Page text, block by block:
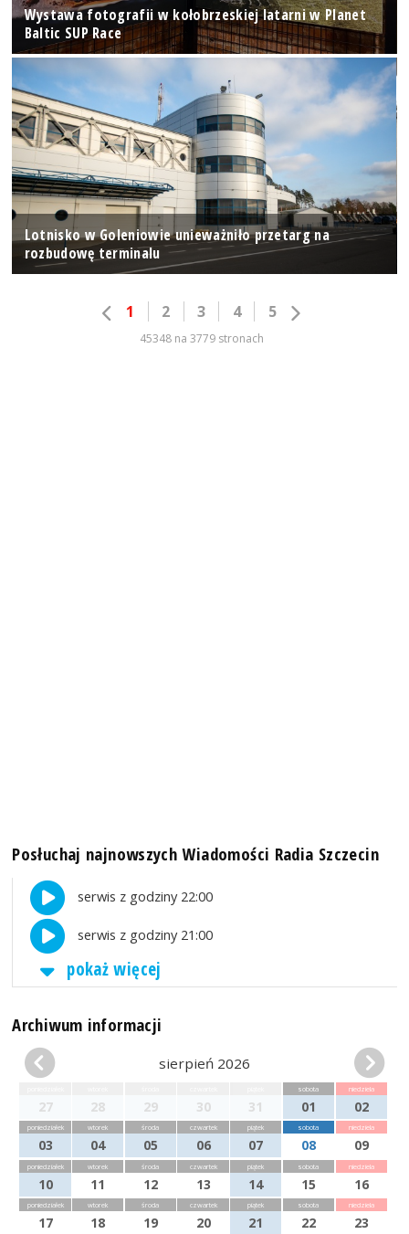
Wystawa fotografii w kołobrzeskiej latarni w Planet
Baltic SUP Race
Lotnisko w Goleniowie unieważniło przetarg na
rozbudowę terminalu
1 2 3 4 5
45348 na 3779 stronach
Posłuchaj najnowszych Wiadomości Radia Szczecin
serwis z godziny 22:00
serwis z godziny 21:00
pokaż więcej
Archiwum informacji
sierpień 2026
27 28 29 30 31
sobota
01
niedziela
02
poniedziałek
03
wtorek
04
środa
05
czwartek
06
piątek
07
sobota
08
niedziela
09
poniedziałek
10
wtorek
11
środa
12
czwartek
13
piątek
14
sobota
15
niedziela
16
poniedziałek
17
wtorek
18
środa
19
czwartek
20
piątek
21
sobota
22
niedziela
23